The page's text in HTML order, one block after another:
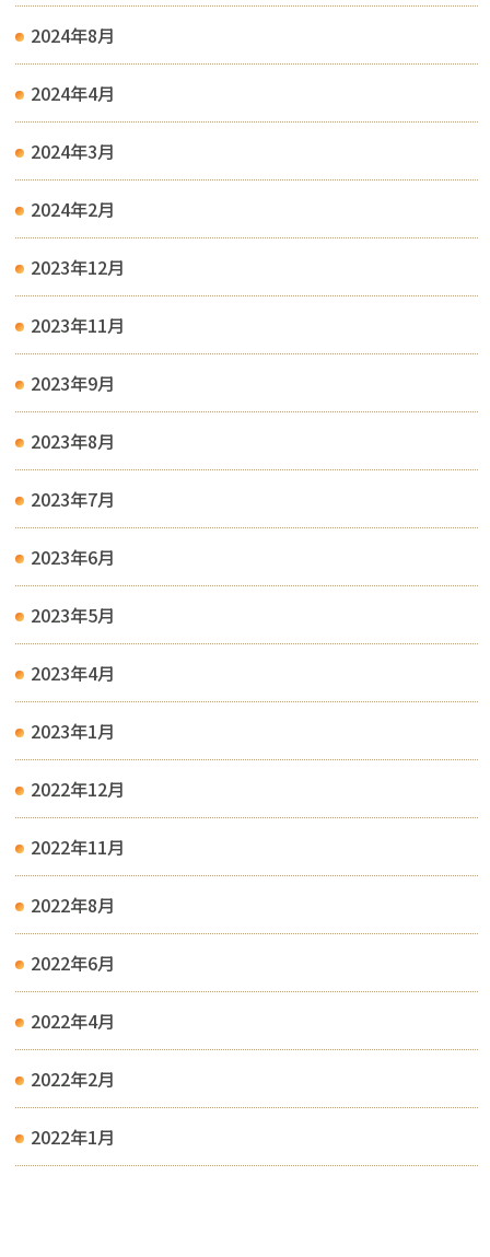
2024年8月
2024年4月
2024年3月
2024年2月
2023年12月
2023年11月
2023年9月
2023年8月
2023年7月
2023年6月
2023年5月
2023年4月
2023年1月
2022年12月
2022年11月
2022年8月
2022年6月
2022年4月
2022年2月
2022年1月